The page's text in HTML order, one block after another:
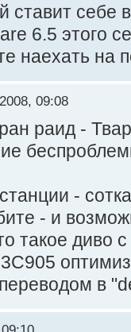
ставит себе
6.5 этого
наехать на
09:08
раид -
-
- и
такое диво
в